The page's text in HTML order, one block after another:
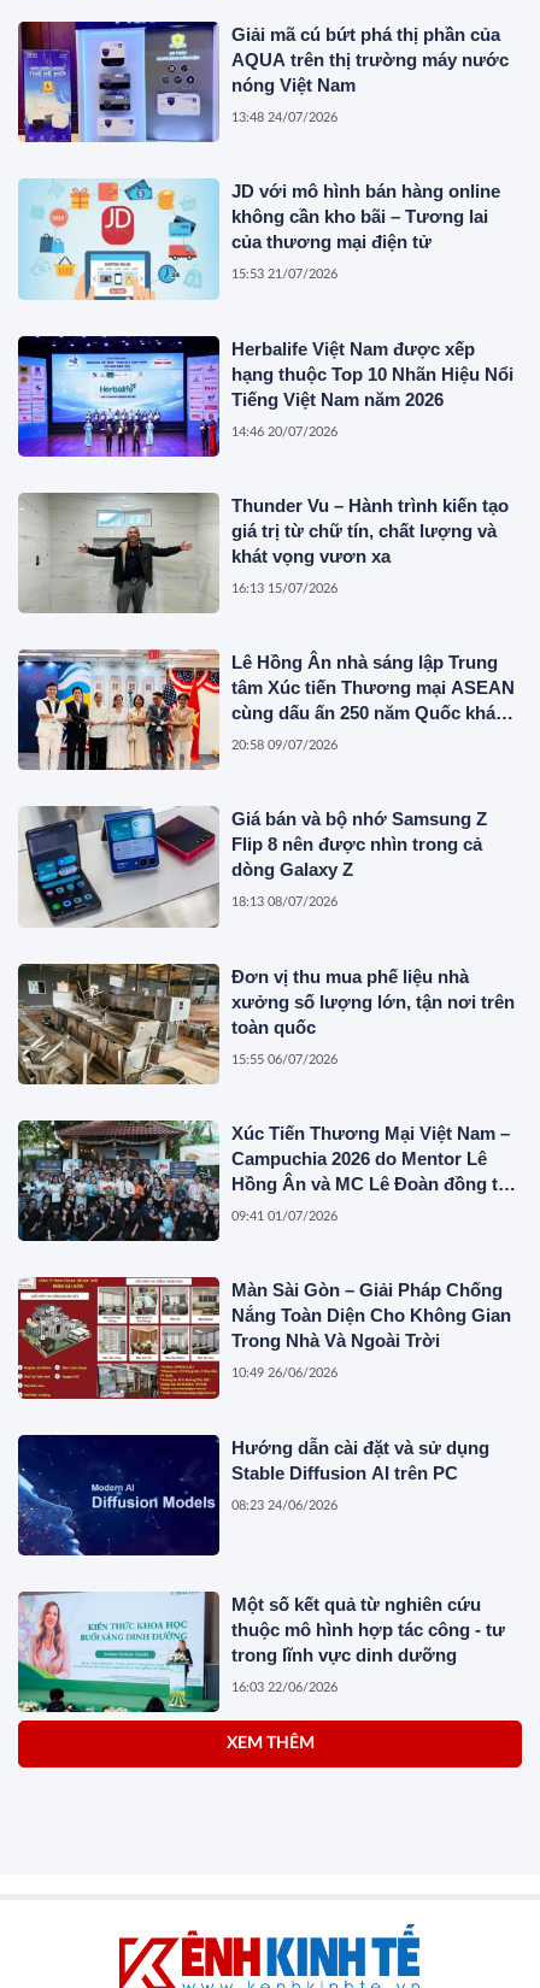
Giải mã cú bứt phá thị phần của
AQUA trên thị trường máy nước
nóng Việt Nam
13:48 24/07/2026
JD với mô hình bán hàng online
không cần kho bãi – Tương lai
của thương mại điện tử
15:53 21/07/2026
Herbalife Việt Nam được xếp
hạng thuộc Top 10 Nhãn Hiệu Nổi
Tiếng Việt Nam năm 2026
14:46 20/07/2026
Thunder Vu – Hành trình kiến tạo
giá trị từ chữ tín, chất lượng và
khát vọng vươn xa
16:13 15/07/2026
Lê Hồng Ân nhà sáng lập Trung
tâm Xúc tiến Thương mại ASEAN
cùng dấu ấn 250 năm Quốc khánh
Hoa Kỳ
20:58 09/07/2026
Giá bán và bộ nhớ Samsung Z
Flip 8 nên được nhìn trong cả
dòng Galaxy Z
18:13 08/07/2026
Đơn vị thu mua phế liệu nhà
xưởng số lượng lớn, tận nơi trên
toàn quốc
15:55 06/07/2026
Xúc Tiến Thương Mại Việt Nam –
Campuchia 2026 do Mentor Lê
Hồng Ân và MC Lê Đoàn đồng tổ
chức
09:41 01/07/2026
Màn Sài Gòn – Giải Pháp Chống
Nắng Toàn Diện Cho Không Gian
Trong Nhà Và Ngoài Trời
10:49 26/06/2026
Hướng dẫn cài đặt và sử dụng
Stable Diffusion AI trên PC
08:23 24/06/2026
Một số kết quả từ nghiên cứu
thuộc mô hình hợp tác công - tư
trong lĩnh vực dinh dưỡng
16:03 22/06/2026
XEM THÊM